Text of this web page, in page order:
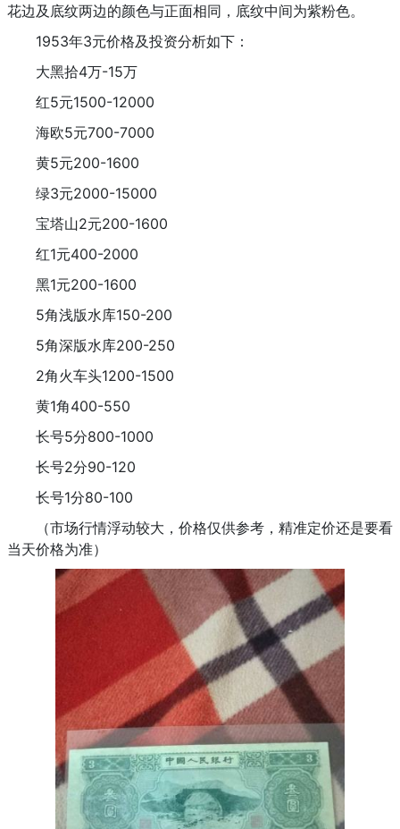
花边及底纹两边的颜色与正面相同，底纹中间为紫粉色。
1953年3元价格及投资分析如下：
大黑拾4万-15万
红5元1500-12000
海欧5元700-7000
黄5元200-1600
绿3元2000-15000
宝塔山2元200-1600
红1元400-2000
黑1元200-1600
5角浅版水库150-200
5角深版水库200-250
2角火车头1200-1500
黄1角400-550
长号5分800-1000
长号2分90-120
长号1分80-100
（市场行情浮动较大，价格仅供参考，精准定价还是要看
当天价格为准）